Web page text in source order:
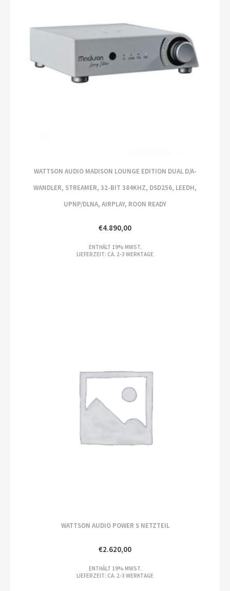
WATTSON AUDIO MADISON LOUNGE EDITION DUAL D/A-
WANDLER, STREAMER, 32-BIT 384KHZ, DSD256, LEEDH,
UPNP/DLNA, AIRPLAY, ROON READY
€4.890,00
ENTHÄLT 19% MWST.
LIEFERZEIT: CA. 2-3 WERKTAGE
WATTSON AUDIO POWER S NETZTEIL
€2.620,00
ENTHÄLT 19% MWST.
LIEFERZEIT: CA. 2-3 WERKTAGE